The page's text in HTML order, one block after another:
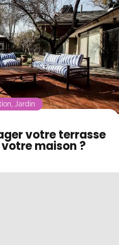
votre terrasse
maison ?
Jardin